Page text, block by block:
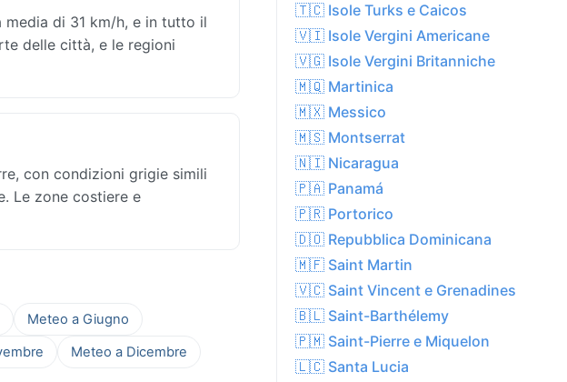
di 31 km/h, e in tutto il
delle città, e le regioni
con condizioni grigie simili
Le zone costiere e
Meteo a Giugno
Meteo a Dicembre
🇹🇨 Isole Turks e Caicos
🇻🇮 Isole Vergini Americane
🇻🇬 Isole Vergini Britanniche
🇲🇶 Martinica
🇲🇽 Messico
🇲🇸 Montserrat
🇳🇮 Nicaragua
🇵🇦 Panamá
🇵🇷 Portorico
🇩🇴 Repubblica Dominicana
🇲🇫 Saint Martin
🇻🇨 Saint Vincent e Grenadines
🇧🇱 Saint-Barthélemy
🇵🇲 Saint-Pierre e Miquelon
🇱🇨 Santa Lucia